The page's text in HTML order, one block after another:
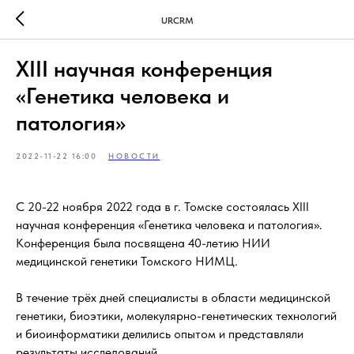
URCRM
XIII научная конференция
«Генетика человека и
патология»
2022-11-22 16:00 НОВОСТИ
С 20-22 ноября 2022 года в г. Томске состоялась XIII
научная конференция «Генетика человека и патология».
Конференция была посвящена 40-летию НИИ
медицинской генетики Томского НИМЦ.
В течение трёх дней специалисты в области медицинской
генетики, биоэтики, молекулярно-генетических технологий
и биоинформатики делились опытом и представляли